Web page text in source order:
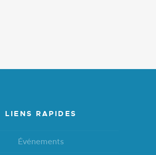
LIENS RAPIDES
Événements